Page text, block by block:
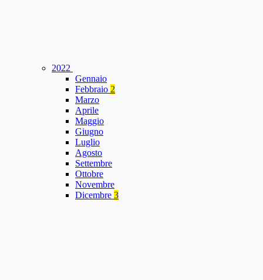
2022
Gennaio
Febbraio 2
Marzo
Aprile
Maggio
Giugno
Luglio
Agosto
Settembre
Ottobre
Novembre
Dicembre 3